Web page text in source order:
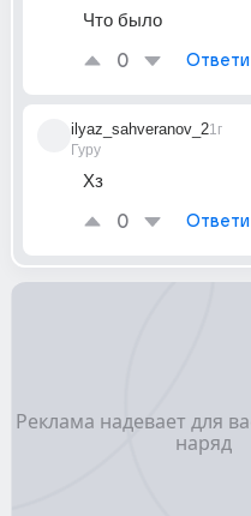
Что было
0
ilyaz_sahveranov_2
Гуру
1г
Хз
0